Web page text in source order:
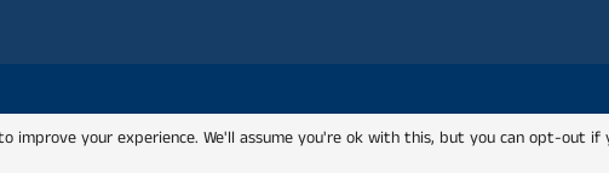
improve your experience. We'll assume you're ok with this, but you can opt-out if